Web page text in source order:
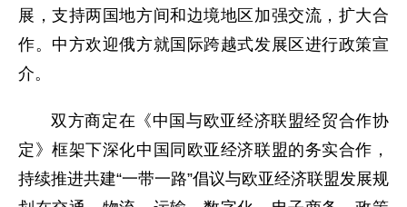
展，支持两国地方间和边境地区加强交流，扩大合
作。中方欢迎俄方就国际跨越式发展区进行政策宣
介。
双方商定在《中国与欧亚经济联盟经贸合作协
定》框架下深化中国同欧亚经济联盟的务实合作，
持续推进共建“一带一路”倡议与欧亚经济联盟发展规